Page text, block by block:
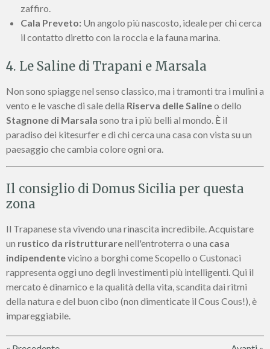
zaffiro.
Cala Preveto: Un angolo più nascosto, ideale per chi cerca
il contatto diretto con la roccia e la fauna marina.
4. Le Saline di Trapani e Marsala
Non sono spiagge nel senso classico, ma i tramonti tra i mulini a
vento e le vasche di sale della Riserva delle Salineo dello
Stagnone di Marsala sono tra i più belli al mondo. È il
paradiso dei kitesurfer e di chi cerca una casa con vista su un
paesaggio che cambia colore ogni ora.
Il consiglio di Domus Sicilia per questa
zona
Il Trapanese sta vivendo una rinascita incredibile. Acquistare
un rustico da ristrutturarenell'entroterra o una casa
indipendentevicino a borghi come Scopello o Custonaci
rappresenta oggi uno degli investimenti più intelligenti. Qui il
mercato è dinamico e la qualità della vita, scandita dai ritmi
della natura e del buon cibo (non dimenticate il Cous Cous!), è
impareggiabile.